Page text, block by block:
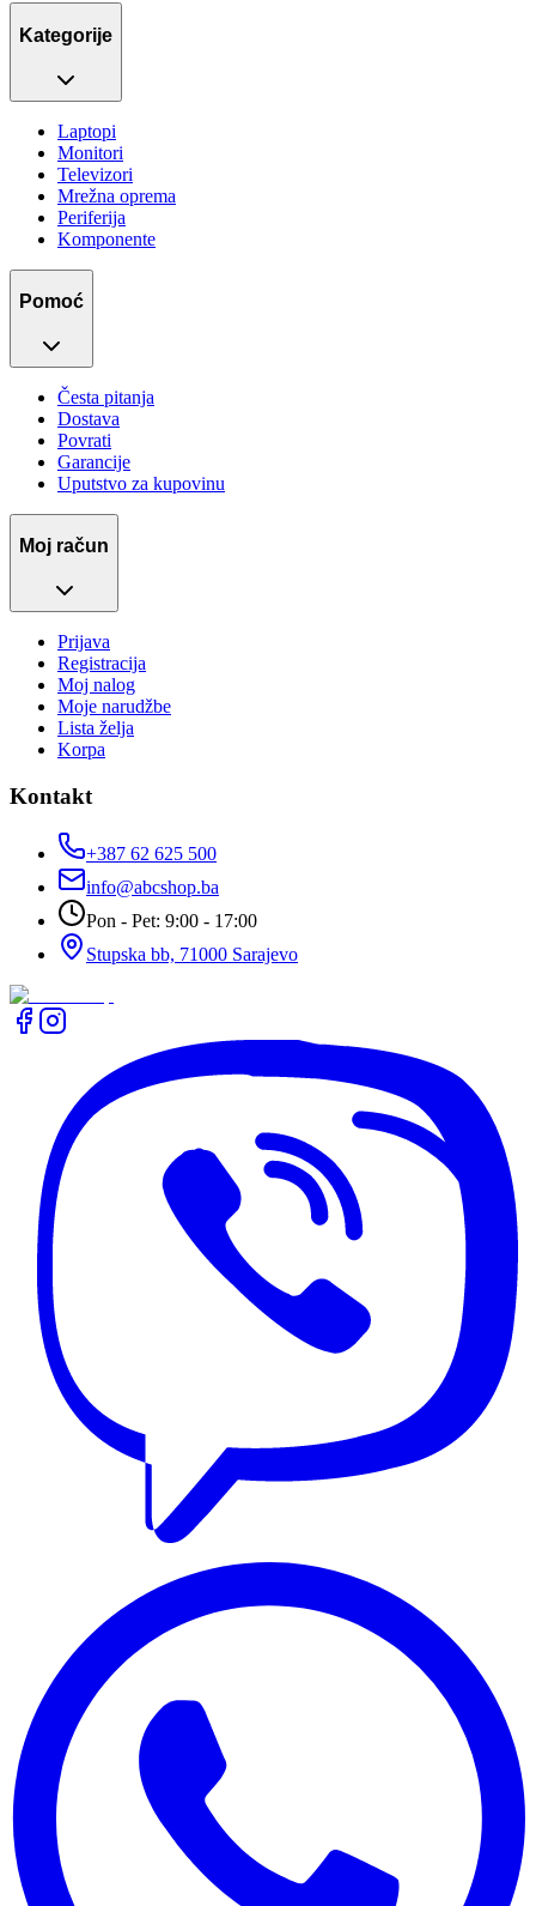
Kategorije
Laptopi
Monitori
Televizori
Mrežna oprema
Periferija
Komponente
Pomoć
Česta pitanja
Dostava
Povrati
Garancije
Uputstvo za kupovinu
Moj račun
Prijava
Registracija
Moj nalog
Moje narudžbe
Lista želja
Korpa
Kontakt
+387 62 625 500
info@abcshop.ba
Pon - Pet: 9:00 - 17:00
Stupska bb, 71000 Sarajevo